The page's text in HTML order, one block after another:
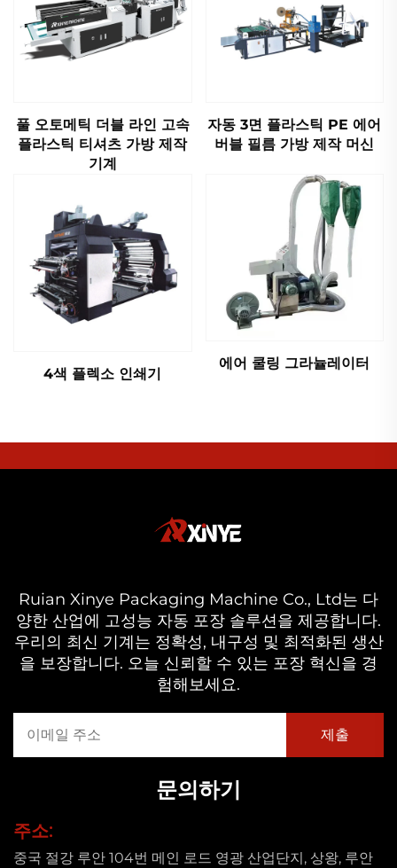
풀 오토메틱 더블 라인 고속
플라스틱 티셔츠 가방 제작
기계
자동 3면 플라스틱 PE 에어
버블 필름 가방 제작 머신
4색 플렉소 인쇄기
에어 쿨링 그라뉼레이터
Ruian Xinye Packaging Machine Co., Ltd는 다
양한 산업에 고성능 자동 포장 솔루션을 제공합니다.
우리의 최신 기계는 정확성, 내구성 및 최적화된 생산
을 보장합니다. 오늘 신뢰할 수 있는 포장 혁신을 경
험해보세요.
문의하기
주소:
중국 절강 루안 104번 메인 로드 영광 산업단지, 상왕, 루안